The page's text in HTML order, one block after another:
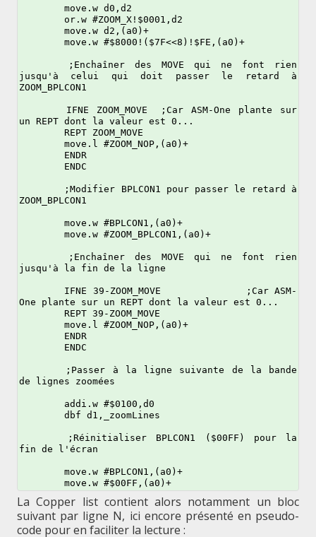
jusqu'à celui qui doit passer le retard à
ZOOM_BPLCON1
un REPT dont la valeur est 0...
ZOOM_BPLCON1
jusqu'à la fin de la ligne
One plante sur un REPT dont la valeur est 0...
de lignes zoomées
fin de l'écran
La Copper list contient alors notamment un bloc
suivant par ligne N, ici encore présenté en pseudo-
code pour en faciliter la lecture :